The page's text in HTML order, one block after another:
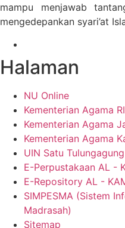
mampu menjawab
mengedepankan syari’at
Halaman
NU Online
Kementerian Agama RI
Kementerian Agama
Kementerian Agama
UIN Satu Tulungagung
E-Perpustakaan AL -
E-Repository AL -
SIMPESMA (Sistem
Madrasah)
Sitemap